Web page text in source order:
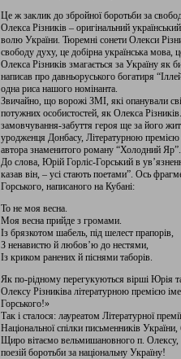
Це ж заклик до збройної боротьби за
Олекса Різників – оригінальний
волю України. Тюремні сонети Олекси
свободу духу, це добірна українська мова,
Олекса Різників змагається за Україну як
написав про давньоруського богатиря
одна риса нашого номінанта.
Звичайно, що ворожі ЗМІ, які опанували
потужних особистостей, як Олекса
замовчування-забуття героя ще за його
уродженця Донбасу, Літературною
автора знаменитого роману “Холодний Яр”.
До слова, Юрій Горліс-Горський в
казав він, – усі стають поетами”. Ось
Горського, написаного на Кубані:
То не моя весна.
Моя весна прийде з громами.
Із брязкотом шабель, під шелест прапорів,
З ненавистю й любов’ю до нестями,
Із криком ранених й піснями таборів.
Як по-рідному перегукуються вірші Юрія
Олексу Різниківа літературною премією
Горського!»
Так і сталося: лауреатом Літературної
Національної спілки письменників
Щиро вітаємо вельмишановного п. Олексу,
поезій боротьби за національну Україну!